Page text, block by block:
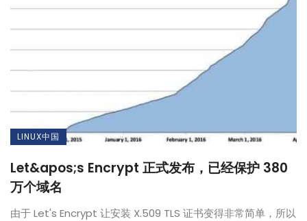
LINUX中国
Let&apos;s Encrypt 正式发布，已经保护 380
万个域名
由于 Let's Encrypt 让安装 X.509 TLS 证书变得非常简单，所以